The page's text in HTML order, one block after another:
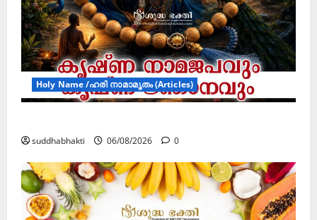
Holy Name /ഹരി നാമാമൃതം (Articles)
suddhabhakti 06/08/2026 0